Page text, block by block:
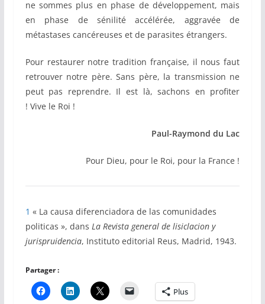
ne sommes plus en phase de développement, mais
en phase de sénilité accélérée, aggravée de
métastases cancéreuses et de parasites étrangers.
Pour restaurer notre tradition française, il nous faut
retrouver notre père. Sans père, la transmission ne
peut pas reprendre. Il est là, sachons en profiter
! Vive le Roi !
Paul-Raymond du Lac
Pour Dieu, pour le Roi, pour la France !
1 « La causa diferenciadora de las comunidades
politicas », dans La Revista general de lisiclacion y
jurispruidencia, Instituto editorial Reus, Madrid, 1943.
Partager :
Plus